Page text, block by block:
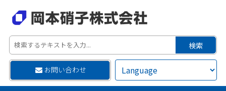
お問い合わせ